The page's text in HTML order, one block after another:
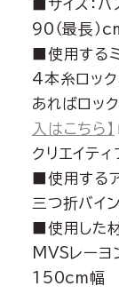
■サイズ：
90（最長）
■使用する
4本糸ロック
あればロッ
入はこちら】
クリエイテ
■使用する
三つ折バイ
■使用した
MVSレーヨ
150cm幅